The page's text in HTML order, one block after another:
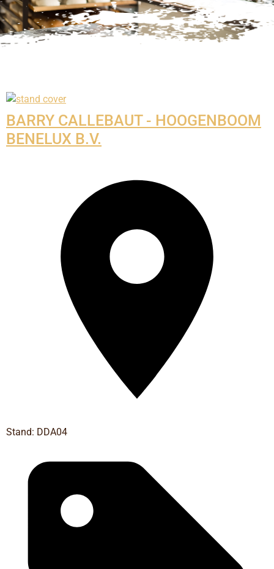
BARRY CALLEBAUT - HOOGENBOOM
BENELUX B.V.
Stand: DDA04